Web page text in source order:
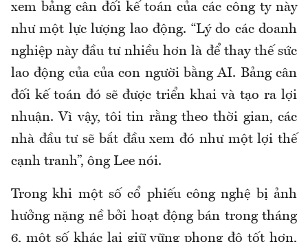
xem bảng cân đối kế toán của các công ty này
như một lực lượng lao động. “Lý do các doanh
nghiệp này đầu tư nhiều hơn là để thay thế sức
lao động của của con người bằng AI. Bảng cân
đối kế toán đó sẽ được triển khai và tạo ra lợi
nhuận. Vì vậy, tôi tin rằng theo thời gian, các
nhà đầu tư sẽ bắt đầu xem đó như một lợi thế
cạnh tranh”, ông Lee nói.
Trong khi một số cổ phiếu công nghệ bị ảnh
hưởng nặng nề bởi hoạt động bán trong tháng
6, một số khác lại giữ vững phong độ tốt hơn,